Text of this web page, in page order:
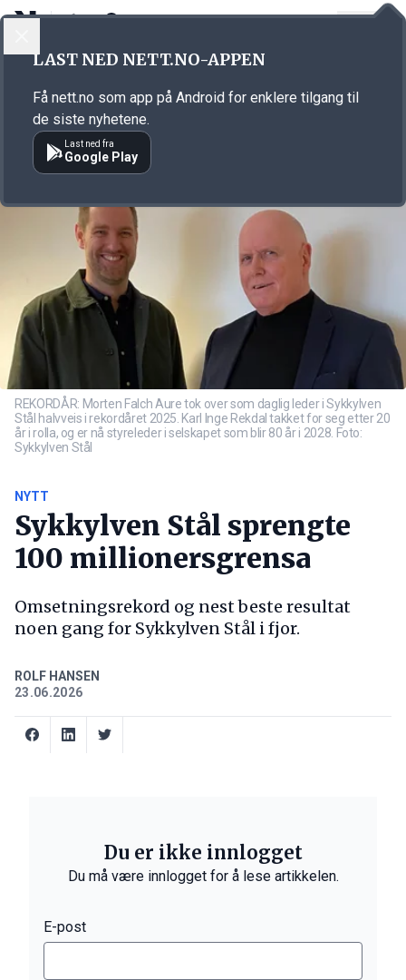
Annonsørinnhold
REKORDÅR: Morten Falch Aure tok over som daglig leder i Sykkylven
Stål halvveis i rekordåret 2025. Karl Inge Rekdal takket for seg etter 20
år i rolla, og er nå styreleder i selskapet som blir 80 år i 2028. Foto:
Sykkylven Stål
NYTT
Sykkylven Stål sprengte
100 millionersgrensa
Omsetningsrekord og nest beste resultat
noen gang for Sykkylven Stål i fjor.
ROLF HANSEN
23.06.2026
Du er ikke innlogget
Du må være innlogget for å lese artikkelen.
E-post
LAST NED NETT.NO-APPEN
Få nett.no som app på Android for enklere tilgang til
de siste nyhetene.
Last ned fra
Google Play